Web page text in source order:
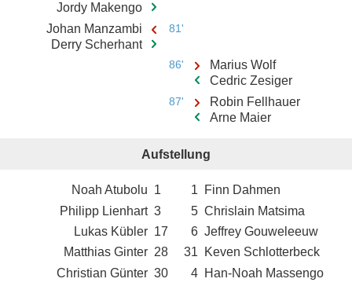
Jordy Makengo
Johan Manzambi
Derry Scherhant
81'
86'
Marius Wolf
Cedric Zesiger
87'
Robin Fellhauer
Arne Maier
Aufstellung
Noah Atubolu 1 1
Finn Dahmen
Philipp Lienhart 3 5 Chrislain Matsima
Lukas Kübler 17 6 Jeffrey Gouweleeuw
Matthias Ginter 28 31 Keven Schlotterbeck
Christian Günter 30 4 Han-Noah Massengo